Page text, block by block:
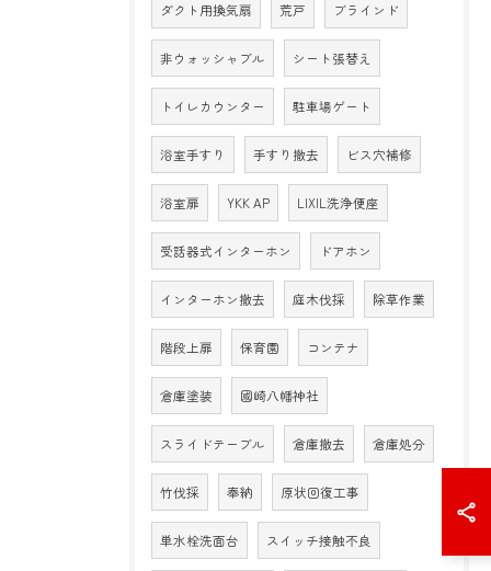
ダクト用換気扇 荒戸 ブラインド
非ウォッシャブル シート張替え
トイレカウンター 駐車場ゲート
浴室手すり 手すり撤去 ビス穴補修
浴室扉 YKK AP LIXIL洗浄便座
受話器式インターホン ドアホン
インターホン撤去 庭木伐採 除草作業
階段上扉 保育園 コンテナ
倉庫塗装 國崎八幡神社
スライドテーブル 倉庫撤去 倉庫処分
竹伐採 奉納 原状回復工事
単水栓洗面台 スイッチ接触不良